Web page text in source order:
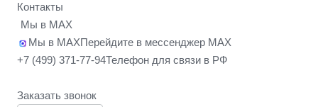
Контакты
Мы в MAX
Мы в MAXПерейдите в мессенджер MAX
+7 (499) 371-77-94Телефон для связи в РФ
Заказать звонок